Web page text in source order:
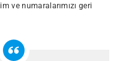
ve numaralarımızı geri